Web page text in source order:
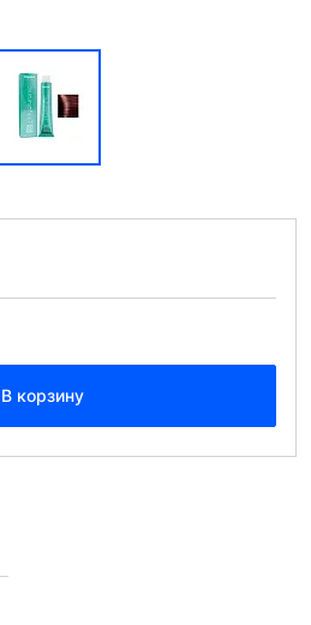
В корзину